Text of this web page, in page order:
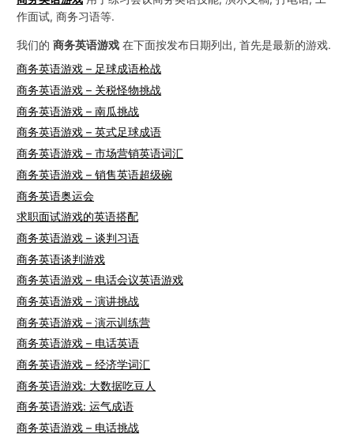
作面试, 商务习语等.
我们的商务英语游戏 在下面按发布日期列出, 首先是最新的游戏.
商务英语游戏 – 足球成语枪战
商务英语游戏 – 关税怪物挑战
商务英语游戏 – 南瓜挑战
商务英语游戏 – 英式足球成语
商务英语游戏 – 市场营销英语词汇
商务英语游戏 – 销售英语超级碗
商务英语奥运会
求职面试游戏的英语搭配
商务英语游戏 – 谈判习语
商务英语谈判游戏
商务英语游戏 – 电话会议英语游戏
商务英语游戏 – 演讲挑战
商务英语游戏 – 演示训练营
商务英语游戏 – 电话英语
商务英语游戏 – 经济学词汇
商务英语游戏: 大数据吃豆人
商务英语游戏: 运气成语
商务英语游戏 – 电话挑战